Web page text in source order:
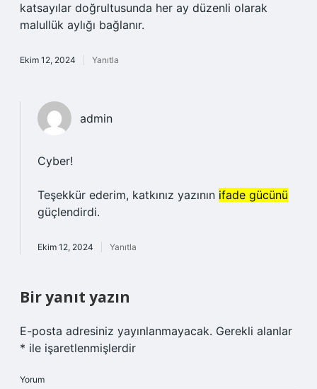
katsayılar doğrultusunda her ay düzenli olarak
malullük aylığı bağlanır.
Ekim 12, 2024 Yanıtla
admin
Cyber!
Teşekkür ederim, katkınız yazının ifade gücünü
güçlendirdi.
Ekim 12, 2024 Yanıtla
Bir yanıt yazın
E-posta adresiniz yayınlanmayacak. Gerekli alanlar
* ile işaretlenmişlerdir
Yorum